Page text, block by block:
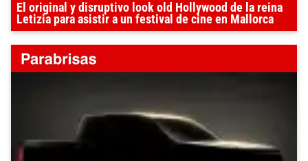
El original y disruptivo look old Hollywood de la reina
Letizia para asistir a un festival de cine en Mallorca